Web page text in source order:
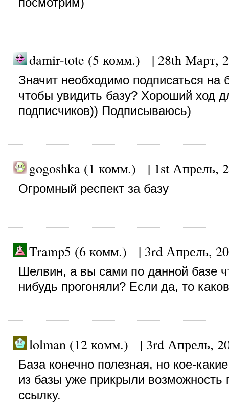
damir-tote (5 комм.) | 28th Март,
Значит необходимо подписаться на
чтобы увидить базу? Хороший ход
подписчиков)) Подписываюсь)
gogoshka (1 комм.) | 1st Апрель,
Огромный респект за базу
Tramp5 (6 комм.) | 3rd Апрель,
Шелвин, а вы сами по данной базе
нибудь прогоняли? Если да, то
lolman (12 комм.) | 3rd Апрель,
База конечно полезная, но кое-
из базы уже прикрыли возможность
ссылку.